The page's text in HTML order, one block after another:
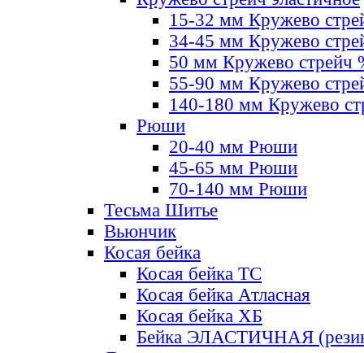
15-32 мм Кружево
34-45 мм Кружево
50 мм Кружево стрейч
55-90 мм Кружево
140-180 мм Кружево
Рюши
20-40 мм Рюши
45-65 мм Рюши
70-140 мм Рюши
Тесьма Шитье
Вьюнчик
Косая бейка
Косая бейка ТС
Косая бейка Атласная
Косая бейка ХБ
Бейка ЭЛАСТИЧНАЯ